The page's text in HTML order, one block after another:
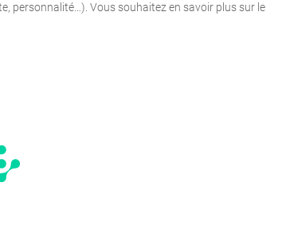
personnalité…). Vous souhaitez en savoir plus sur le